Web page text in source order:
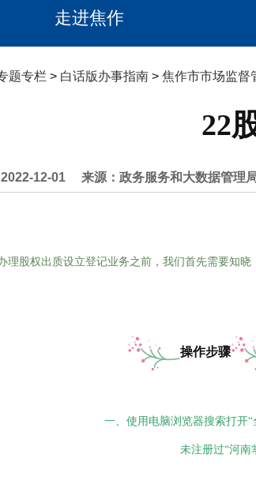
走进焦作
题专栏 > 白话版办事指南 > 焦作市市场监督
22
12-01 来源：政务服务和大数据管理
理股权出质设立登记业务之前，我们首先需要知
操作步骤
一、使用电脑浏览器搜索打开
未注册过“河南